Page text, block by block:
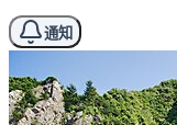
通知